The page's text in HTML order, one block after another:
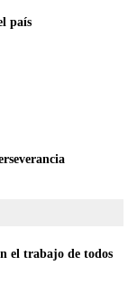
país
el trabajo de todos